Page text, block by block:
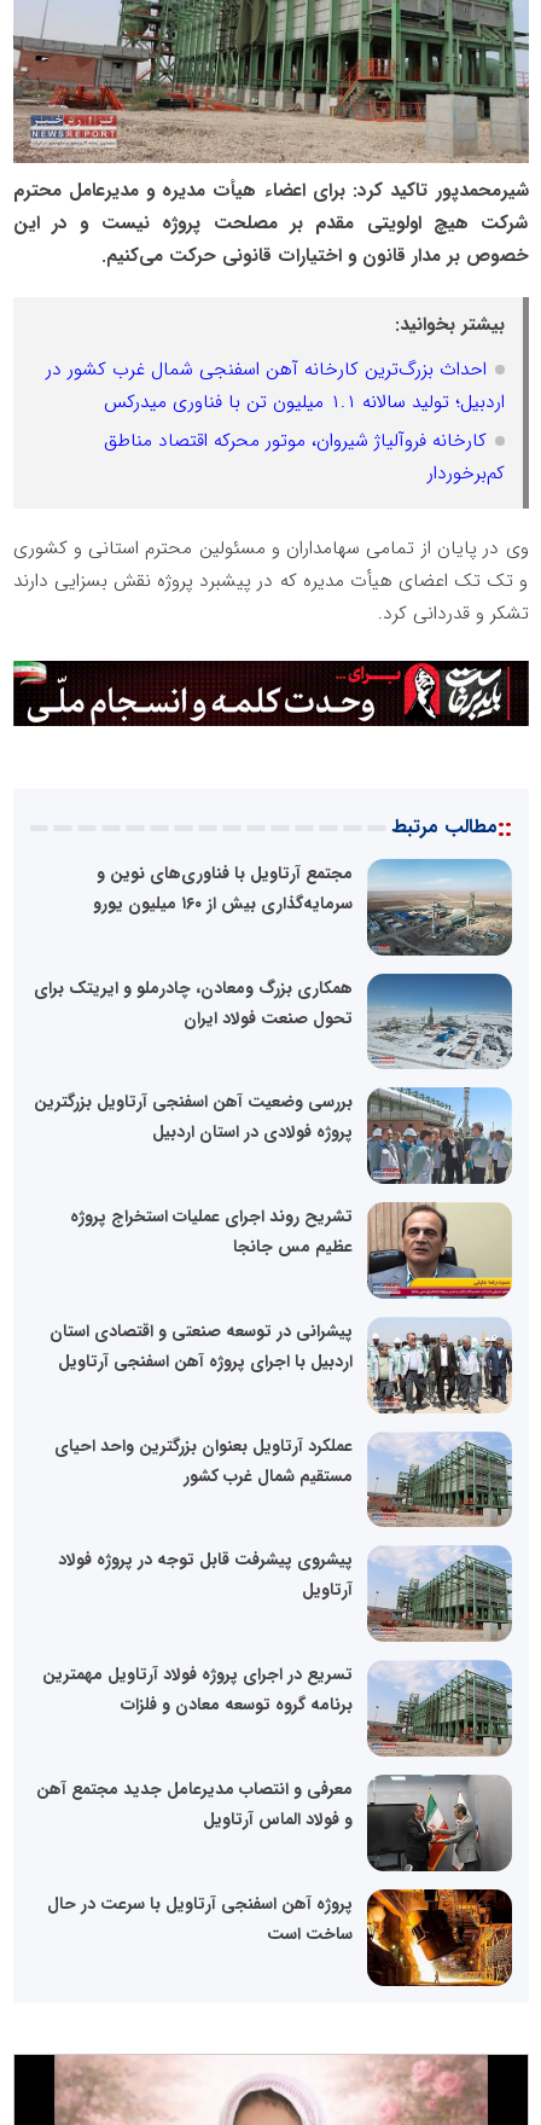
شیرمحمدپور تاکید کرد: برای اعضاء هیأت مدیره و مدیرعامل محترم
شرکت هیچ اولویتی مقدم بر مصلحت پروژه نیست و در این
خصوص بر مدار قانون و اختیارات قانونی حرکت می‌کنیم.
بیشتر بخوانید:
احداث بزرگ‌ترین کارخانه آهن اسفنجی شمال غرب کشور در
اردبیل؛ تولید سالانه ۱.۱ میلیون تن با فناوری میدرکس
کارخانه فروآلیاژ شیروان، موتور محرکه اقتصاد مناطق
کم‌برخوردار
وی در پایان از تمامی سهامداران و مسئولین محترم استانی و کشوری
و تک تک اعضای هیأت مدیره که در پیشبرد پروژه نقش بسزایی دارند
تشکر و قدردانی کرد.
::مطالب مرتبط
مجتمع آرتاویل با فناوری‌های نوین و
سرمایه‌گذاری بیش از ۱۶۰ میلیون یورو
همکاری بزرگ ومعادن، چادرملو و ایریتک برای
تحول صنعت فولاد ایران
بررسی وضعیت آهن اسفنجی آرتاویل بزرگترین
پروژه فولادی در استان اردبیل
تشریح روند اجرای عملیات استخراج پروژه
عظیم مس جانجا
پیشرانی در توسعه صنعتی و اقتصادی استان
اردبیل با اجرای پروژه آهن اسفنجی آرتاویل
عملکرد آرتاویل بعنوان بزرگترین واحد احیای
مستقیم شمال غرب کشور
پیشروی پیشرفت قابل توجه در پروژه فولاد
آرتاویل
تسریع در اجرای پروژه فولاد آرتاویل مهمترین
برنامه گروه توسعه معادن و فلزات
معرفی و انتصاب مدیرعامل جدید مجتمع آهن
و فولاد الماس آرتاویل
پروژه آهن اسفنجی آرتاویل با سرعت در حال
ساخت است